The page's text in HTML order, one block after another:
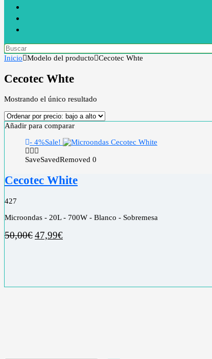
Inicio Modelo del producto Cecotec Whte
Cecotec Whte
Mostrando el único resultado
Añadir para comparar
- 4%Sale!
SaveSavedRemoved 0
Cecotec White
427
Microondas - 20L - 700W - Blanco - Sobremesa
50,00€47,99€